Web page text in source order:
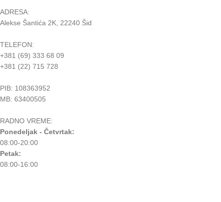
ADRESA:
Alekse Šantića 2K, 22240 Šid
TELEFON:
+381 (69) 333 68 09
+381 (22) 715 728
PIB: 108363952
MB: 63400505
RADNO VREME:
Ponedeljak - Četvrtak:
08:00-20:00
Petak:
08:00-16:00